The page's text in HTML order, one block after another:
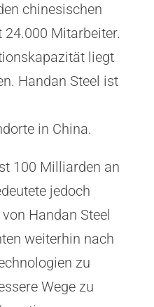
chinesischen
Mitarbeiter.
liegt
Handan Steel ist
in China.
100 Milliarden an
jedoch
Handan Steel
weiterhin nach
zu
Wege zu